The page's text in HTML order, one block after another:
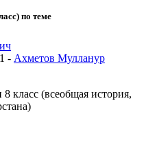
по теме
- Ахметов Мулланур
класс (всеобщая история,